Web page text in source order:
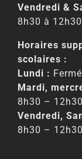
Vendredi &
8h30 à
Horaires
scolaires :
Lundi : Fermé
Mardi,
8h30 – 12h30
Vendredi,
8h30 –